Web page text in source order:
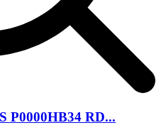
P0000HB34 RD...